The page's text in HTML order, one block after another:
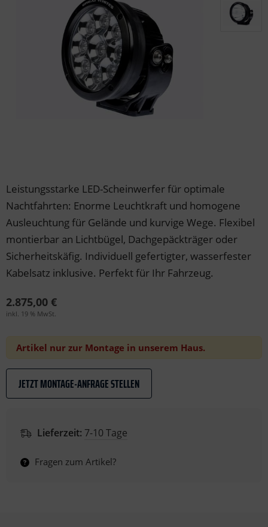
Leistungsstarke LED-Scheinwerfer für optimale
Nachtfahrten: Enorme Leuchtkraft und homogene
Ausleuchtung für Gelände und kurvige Wege. Flexibel
montierbar an Lichtbügel, Dachgepäckträger oder
Sicherheitskäfig. Individuell gefertigter, wasserfester
Kabelsatz inklusive. Perfekt für Ihr Fahrzeug.
2.875,00 €
inkl. 19 % MwSt.
Artikel nur zur Montage in unserem Haus.
JETZT MONTAGE-ANFRAGE STELLEN
Lieferzeit: 7-10 Tage
Fragen zum Artikel?